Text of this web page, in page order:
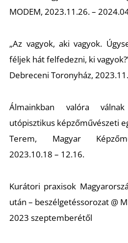
MODEM, 2023.11.26. –
„Az vagyok, aki vagyok.
féljek hát felfedezni, ki
Debreceni Toronyház,
Álmainkban valóra
utópisztikus képzőművészeti
Terem, Magyar
2023.10.18 – 12.16.
Kurátori praxisok
után – beszélgetéssorozat @
2023 szeptemberétől